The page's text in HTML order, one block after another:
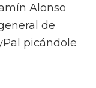
Alonso
de
picándole